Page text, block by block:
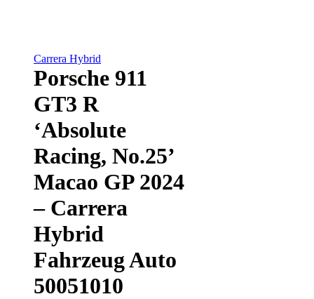
Carrera Hybrid
Porsche 911
GT3 R
‘Absolute
Racing, No.25’
Macao GP 2024
– Carrera
Hybrid
Fahrzeug Auto
50051010